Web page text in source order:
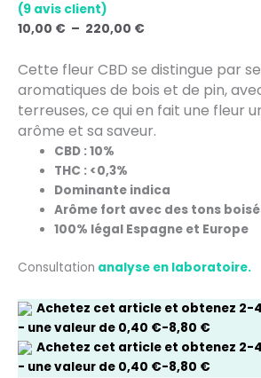
(9 avis client)
10,00 € – 220,00 €
Cette fleur CBD se distingue par
aromatiques de bois et de pin,
terreuses, ce qui en fait une fleur
arôme et sa saveur.
CBD : 10%
THC : <0,3%
Dominante indica
Arôme fort avec des tons
100% légal Espagne et Europe
Consultation analyse en laboratoire.
Achetez cet article et obtenez 2-
- une valeur de 0,40 €-8,80 €
Achetez cet article et obtenez 2-
- une valeur de 0,40 €-8,80 €